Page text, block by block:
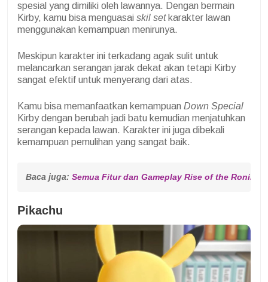
spesial yang dimiliki oleh lawannya. Dengan bermain
Kirby, kamu bisa menguasai skil setkarakter lawan
menggunakan kemampuan menirunya.
Meskipun karakter ini terkadang agak sulit untuk
melancarkan serangan jarak dekat akan tetapi Kirby
sangat efektif untuk menyerang dari atas.
Kamu bisa memanfaatkan kemampuan Down Special
Kirby dengan berubah jadi batu kemudian menjatuhkan
serangan kepada lawan. Karakter ini juga dibekali
kemampuan pemulihan yang sangat baik.
Baca juga: Semua Fitur dan Gameplay Rise of the Ronin
Pikachu